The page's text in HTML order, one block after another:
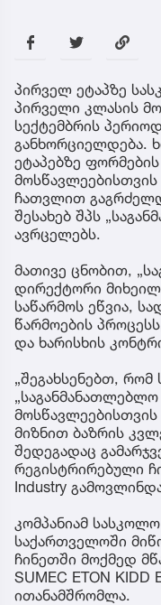
პირველ ეტაპზე
პირველი კლასის
სექტემბრის
განხორციელდება.
ეტაპებზე
ჩათვლით
შესახებ შპს
ავრცელებს.
მათივე ცნობით,
დირექტორი მიხეილ
საწარმოს ეწვია,
წარმოების
და ხარისხის
„შეგახსენებთ, რომ
„საგანმანათლებლო
მიზნით ბაზრის
შედეგადაც
რეგისტრირებული
Industry
კომპანიამ
საქართველოში
ჩინეთში მოქმედ
SUMEC ETON KIDD
ითანამშრომლა.